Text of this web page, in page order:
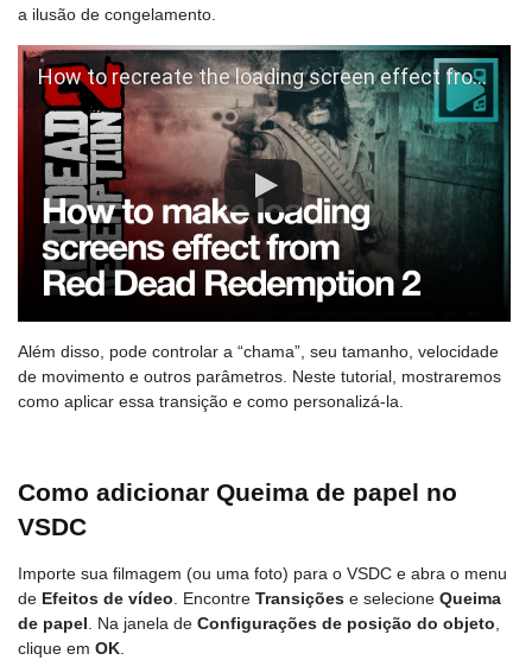
a ilusão de congelamento.
How to recreate the loading screen effect from Red Dead Redemption 2 (VSDC Pro)
Além disso, pode controlar a “chama”, seu tamanho, velocidade
de movimento e outros parâmetros. Neste tutorial, mostraremos
como aplicar essa transição e como personalizá-la.
Como adicionar Queima de papel no
VSDC
Importe sua filmagem (ou uma foto) para o VSDC e abra o menu
de Efeitos de vídeo . Encontre Transições e selecione Queima
de papel . Na janela de Configurações de posição do objeto
clique em OK